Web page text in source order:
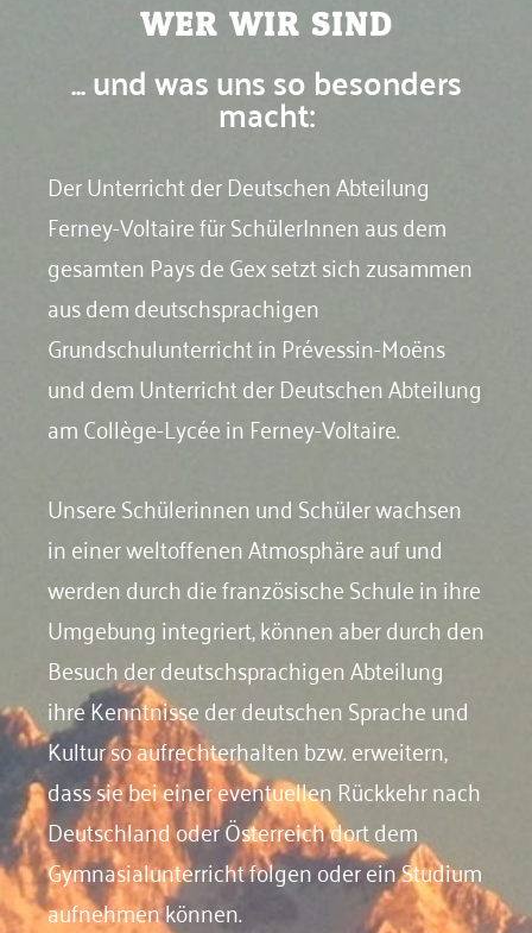
WER WIR SIND
... und was uns so besonders
macht:
Der Unterricht der Deutschen Abteilung
Ferney-Voltaire für SchülerInnen aus dem
gesamten Pays de Gex setzt sich zusammen
aus dem deutschsprachigen
Grundschulunterricht in Prévessin-Moëns
und dem Unterricht der Deutschen Abteilung
am Collège-Lycée in Ferney-Voltaire.
Unsere Schülerinnen und Schüler wachsen
in einer weltoffenen Atmosphäre auf und
werden durch die französische Schule in ihre
Umgebung integriert, können aber durch den
Besuch der deutschsprachigen Abteilung
ihre Kenntnisse der deutschen Sprache und
Kultur so aufrechterhalten bzw. erweitern,
dass sie bei einer eventuellen Rückkehr nach
Deutschland oder Österreich dort dem
Gymnasialunterricht folgen oder ein Studium
aufnehmen können.